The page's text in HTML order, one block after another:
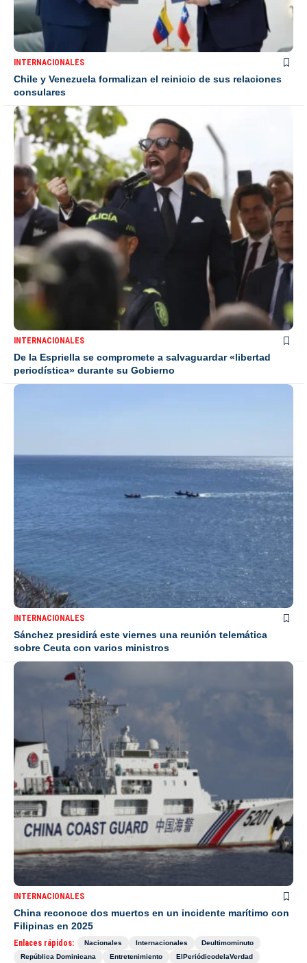
INTERNACIONALES
Chile y Venezuela formalizan el reinicio de sus relaciones
consulares
INTERNACIONALES
De la Espriella se compromete a salvaguardar «libertad
periodística» durante su Gobierno
INTERNACIONALES
Sánchez presidirá este viernes una reunión telemática
sobre Ceuta con varios ministros
INTERNACIONALES
China reconoce dos muertos en un incidente marítimo con
Filipinas en 2025
Enlaces rápidos: Nacionales Internacionales
Deultimominuto
República Dominicana
Entretenimiento
ElPeriódicodelaVerdad